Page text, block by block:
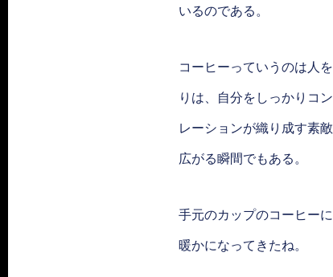
いるのである。
コーヒーっていうのは人
りは、自分をしっかりコ
レーションが織り成す素
広がる瞬間でもある。
手元のカップのコーヒー
暖かになってきたね。